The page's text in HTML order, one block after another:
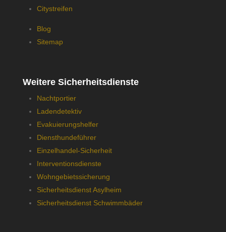
Citystreifen
Blog
Sitemap
Weitere Sicherheitsdienste
Nachtportier
Ladendetektiv
Evakuierungshelfer
Diensthundeführer
Einzelhandel-Sicherheit
Interventionsdienste
Wohngebietssicherung
Sicherheitsdienst Asylheim
Sicherheitsdienst Schwimmbäder